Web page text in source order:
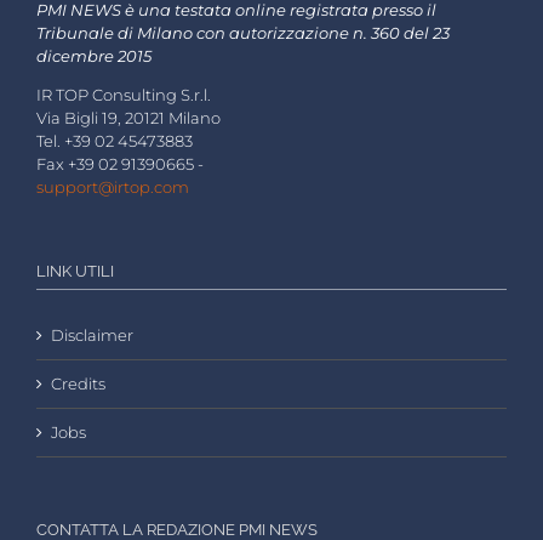
PMI NEWS è una testata online registrata presso il
Tribunale di Milano con autorizzazione n. 360 del 23
dicembre 2015
IR TOP Consulting S.r.l.
Via Bigli 19, 20121 Milano
Tel. +39 02 45473883
Fax +39 02 91390665 -
support@irtop.com
LINK UTILI
Disclaimer
Credits
Jobs
CONTATTA LA REDAZIONE PMI NEWS